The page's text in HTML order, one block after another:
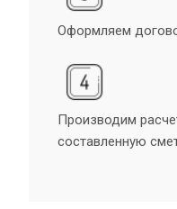
Оформляем
Производим
составленную